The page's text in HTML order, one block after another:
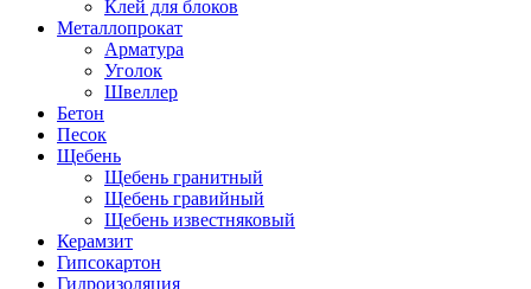
Клей для блоков
Металлопрокат
Арматура
Уголок
Швеллер
Бетон
Песок
Щебень
Щебень гранитный
Щебень гравийный
Щебень известняковый
Керамзит
Гипсокартон
Гидроизоляция